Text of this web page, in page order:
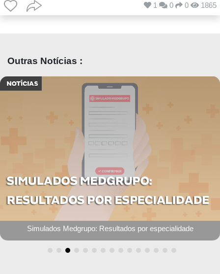
1 0 0 1865
Outras Notícias :
Medgrupo: Resultados por especialidade